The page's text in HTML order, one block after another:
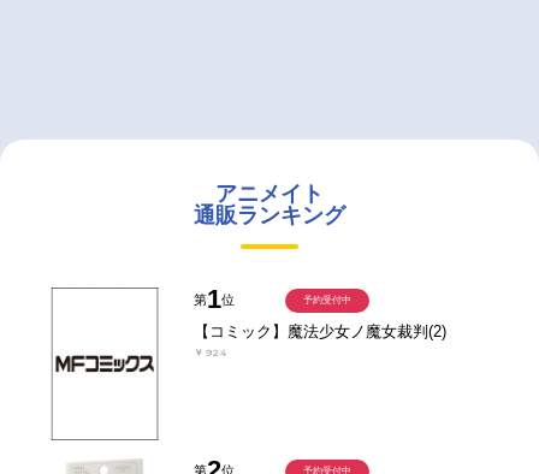
アニメイト
通販ランキング
第1位
【コミック】魔法少女ノ魔女裁判(2)
￥924
予約受付中
第 位 予約受付中